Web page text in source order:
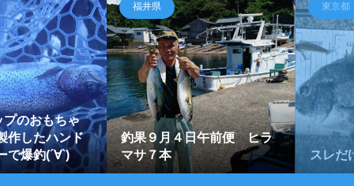
プのおもちゃ
作したハンド
で爆釣(´∀`)
福井県
釣果９月４日午前便 ヒラ
マサ７本
東京都
スレだ